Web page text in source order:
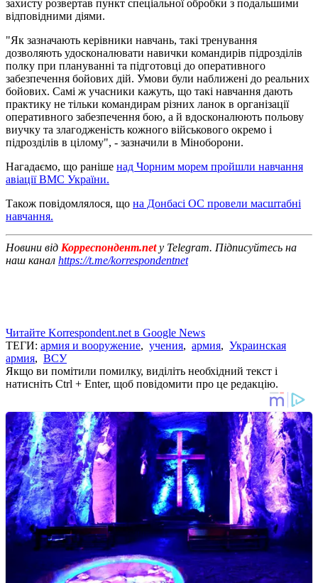
захисту розвертав пункт спеціальної обробки з подальшими
відповідними діями.
"Як зазначають керівники навчань, такі тренування
дозволяють удосконалювати навички командирів підрозділів
полку при плануванні та підготовці до оперативного
забезпечення бойових дій. Умови були наближені до реальних
бойових. Самі ж учасники кажуть, що такі навчання дають
практику не тільки командирам різних ланок в організації
оперативного забезпечення бою, а й вдосконалюють польову
виучку та злагодженість кожного військового окремо і
підрозділів в цілому", - зазначили в Міноборони.
Нагадаємо, що раніше над Чорним морем пройшли навчання
авіації ВМС України.
Також повідомлялося, що на Донбасі ОС провели масштабні
навчання.
Новини від Корреспондент.netу Telegram. Підписуйтесь на
наш канал https://t.me/korrespondentnet
Читайте Korrespondent.net в Google News
ТЕГИ: армия и вооружение, учения, армия, Украинская
армия, ВСУ
Якщо ви помітили помилку, виділіть необхідний текст і
натисніть Ctrl + Enter, щоб повідомити про це редакцію.